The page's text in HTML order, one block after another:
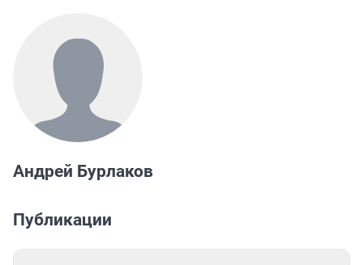
Андрей Бурлаков
Публикации